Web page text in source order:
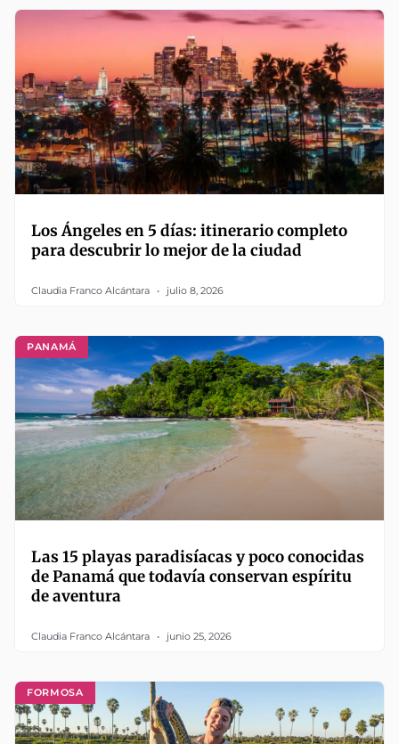
Los Ángeles en 5 días: itinerario completo
para descubrir lo mejor de la ciudad
Claudia Franco Alcántara julio 8, 2026
PANAMÁ
Las 15 playas paradisíacas y poco conocidas
de Panamá que todavía conservan espíritu
de aventura
Claudia Franco Alcántara junio 25, 2026
FORMOSA